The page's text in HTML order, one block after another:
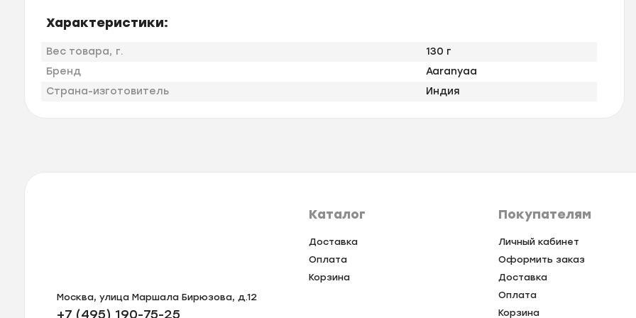
Характеристики:
Вес товара, г.
130 г
Бренд
Aaranyaa
Страна-изготовитель
Индия
Москва, улица Маршала Бирюзова, д.12
+7 (495) 190-75-25
Каталог
Доставка
Оплата
Корзина
Покупателям
Личный кабинет
Оформить заказ
Доставка
Оплата
Корзина